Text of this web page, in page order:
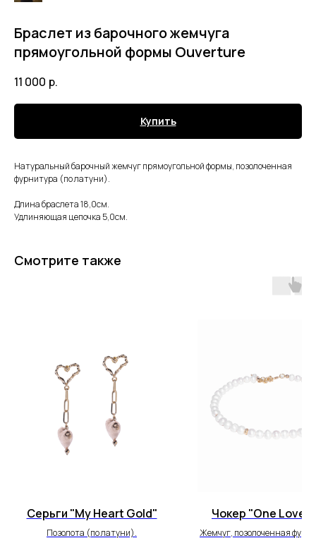
Браслет из барочного жемчуга
прямоугольной формы Ouverture
11 000 р.
Купить
Натуральный барочный жемчуг прямоугольной формы, позолоченная
фурнитура (по латуни).
Длина браслета 18,0см.
Удлиняющая цепочка 5,0см.
Смотрите также
Серьги "My Heart Gold"
Позолота (по латуни).
Чокер "One Love
Жемчуг, позолоченная